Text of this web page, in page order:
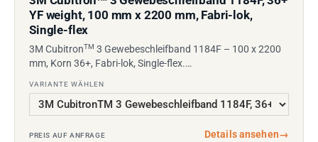
YF weight, 100 mm x 2200 mm, Fabri-lok,
Single-flex
3M CubitronTM 3 Gewebeschleifband 1184F – 100 x 2200
mm, Korn 36+, Fabri-lok, Single-flex.…
VARIANTE WÄHLEN
PREIS AUF ANFRAGE Details ansehen→